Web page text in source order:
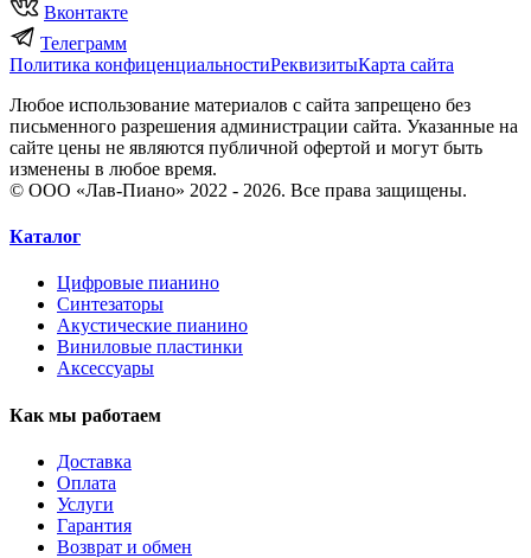
Вконтакте
Телеграмм
Политика конфиценциальностиРеквизитыКарта сайта
Любое использование материалов с сайта запрещено без
письменного разрешения администрации сайта. Указанные на
сайте цены не являются публичной офертой и могут быть
изменены в любое время.
© ООО «Лав-Пиано» 2022 - 2026. Все права защищены.
Каталог
Цифровые пианино
Синтезаторы
Акустические пианино
Виниловые пластинки
Аксессуары
Как мы работаем
Доставка
Оплата
Услуги
Гарантия
Возврат и обмен